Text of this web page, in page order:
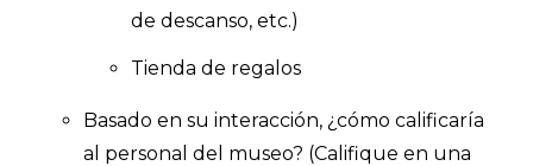
de descanso, etc.)
Tienda de regalos
Basado en su interacción, ¿cómo calificaría
al personal del museo? (Califique en una